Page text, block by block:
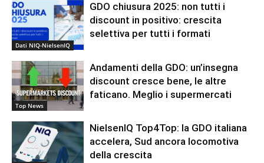
Dati NIQ-NielsenIQ
GDO chiusura 2025: non tutti i
discount in positivo: crescita
selettiva per tutti i formati
Top News
Andamenti della GDO: un’insegna
discount cresce bene, le altre
faticano. Meglio i supermercati
NielsenIQ Top4Top: la GDO italiana
accelera, Sud ancora locomotiva
della crescita